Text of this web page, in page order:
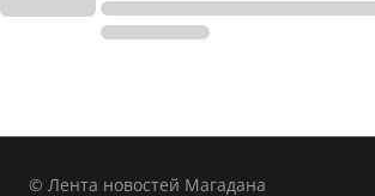
© Лента новостей Магадана